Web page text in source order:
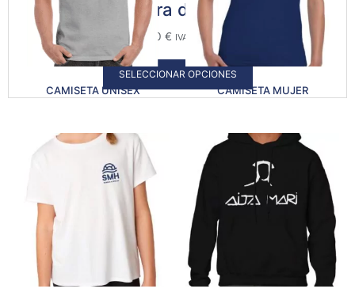
Visera de tela
15,00 € IVA Incluido
SELECCIONAR OPCIONES
CAMISETA UNISEX CAMISETA MUJER